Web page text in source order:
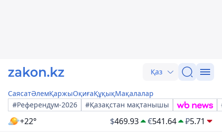
Қаз
СаясатӘлемҚаржыОқиғаҚұқықМақалалар
#Референдум-2026
#Қазақстан мақтанышы
+22° $469.93 €541.64 ₽5.71